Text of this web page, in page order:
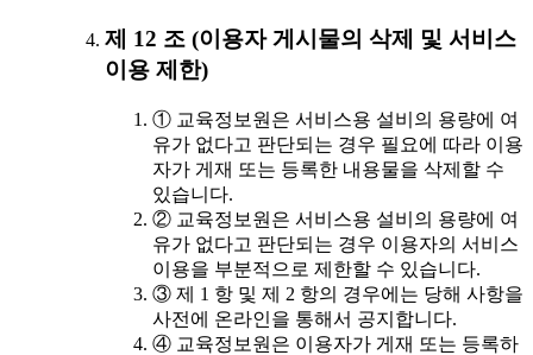
제 12 조 (이용자 게시물의 삭제 및 서비스
이용 제한)
① 교육정보원은 서비스용 설비의 용량에 여
유가 없다고 판단되는 경우 필요에 따라 이용
자가 게재 또는 등록한 내용물을 삭제할 수
있습니다.
② 교육정보원은 서비스용 설비의 용량에 여
유가 없다고 판단되는 경우 이용자의 서비스
이용을 부분적으로 제한할 수 있습니다.
③ 제 1 항 및 제 2 항의 경우에는 당해 사항을
사전에 온라인을 통해서 공지합니다.
④ 교육정보원은 이용자가 게재 또는 등록하